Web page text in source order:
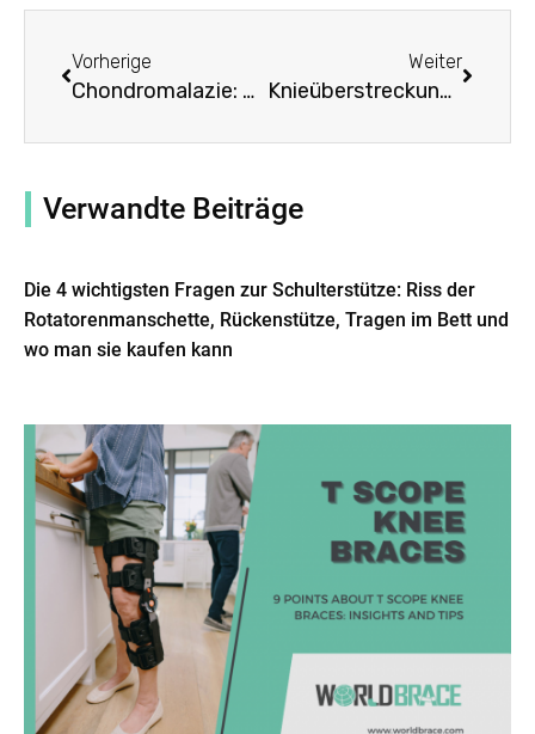
Vorherige
Chondromalazie: Symptome, Ursachen, Behandlung durch Chondromalazie-Knieorthesen
Weiter
Knieüberstreckung: Symptome, Ursachen, Behandlung durch Knieorthesen
Verwandte Beiträge
Die 4 wichtigsten Fragen zur Schulterstütze: Riss der
Rotatorenmanschette, Rückenstütze, Tragen im Bett und
wo man sie kaufen kann